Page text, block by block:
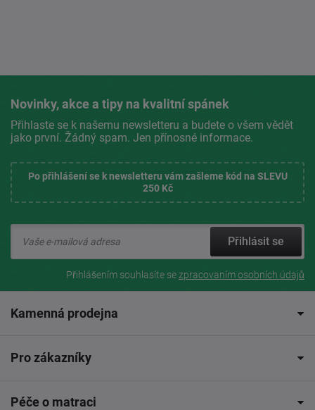
Novinky, akce a tipy na kvalitní spánek
Přihlaste se k našemu newsletteru a budete o všem vědět
jako první. Žádný spam. Jen přínosné informace.
Po přihlášení se k newsletteru vám zašleme kód na SLEVU
250 Kč
Přihlásit se
Přihlášením souhlasíte sezpracovaním osobních údajů
Kamenná prodejna
Pro zákazníky
Péče o matraci